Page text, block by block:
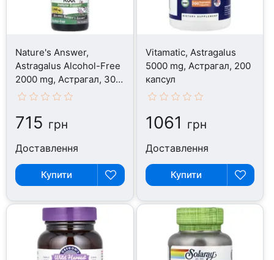
Nature's Answer,
Astragalus Alcohol-Free
2000 mg, Астрагал, 30
мл
715 грн
Доставлення
Купити
Vitamatic, Astragalus
5000 mg, Астрагал, 200
капсул
1061 грн
Доставлення
Купити